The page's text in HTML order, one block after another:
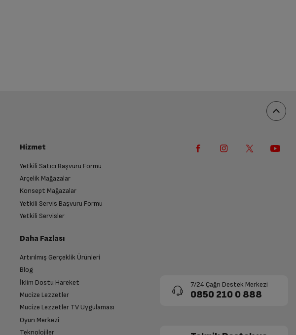
Hizmet
Yetkili Satıcı Başvuru Formu
Arçelik Mağazalar
Konsept Mağazalar
Yetkili Servis Başvuru Formu
Yetkili Servisler
Daha Fazlası
Artırılmış Gerçeklik Ürünleri
Blog
İklim Dostu Hareket
Mucize Lezzetler
Mucize Lezzetler TV Uygulaması
Oyun Merkezi
Teknolojiler
7/24 Çağrı Destek Merkezi
0850 210 0 888